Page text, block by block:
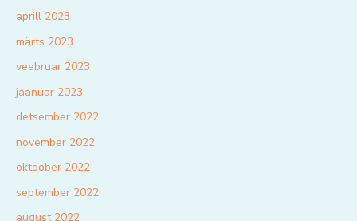
aprill 2023
märts 2023
veebruar 2023
jaanuar 2023
detsember 2022
november 2022
oktoober 2022
september 2022
august 2022